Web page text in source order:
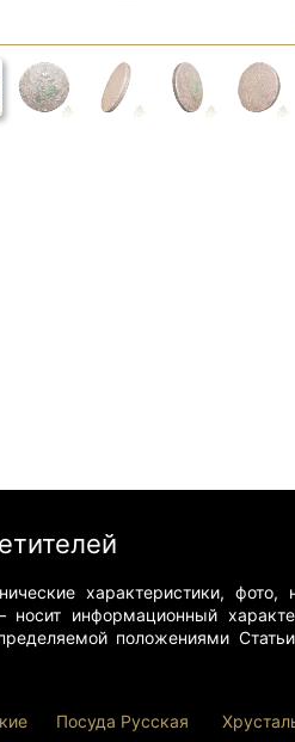
характеристики, фото,
носит информационный
положениями
Посуда Русская